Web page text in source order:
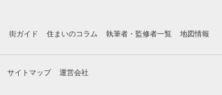
街ガイド 住まいのコラム 執筆者・監修者一覧 地図情報
サイトマップ 運営会社